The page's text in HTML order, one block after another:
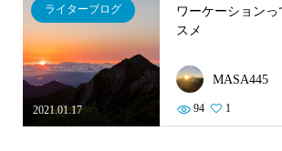
2021.01.17
ライターブログ
ワーケーションっ
スメ
MASA445
94 1